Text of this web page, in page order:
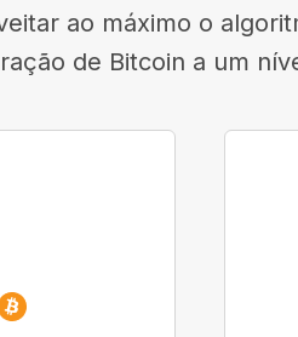
ao máximo o
de Bitcoin a um